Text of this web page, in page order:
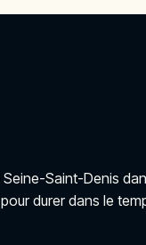
Saint-Denis
durer dans le